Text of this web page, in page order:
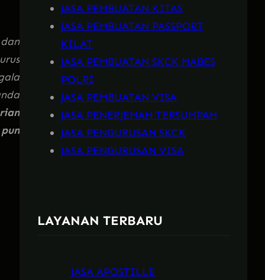
JASA PEMBUATAN KITAS
JASA PEMBUATAN PASSPORT
KILAT
JASA PEMBUATAN SKCK MABES
POLRI
JASA PEMBUATAN VISA
JASA PENERJEMAH TERSUMPAH
JASA PENGURUSAN SKCK
JASA PENGURUSAN VISA
LAYANAN TERBARU
JASA APOSTILLE